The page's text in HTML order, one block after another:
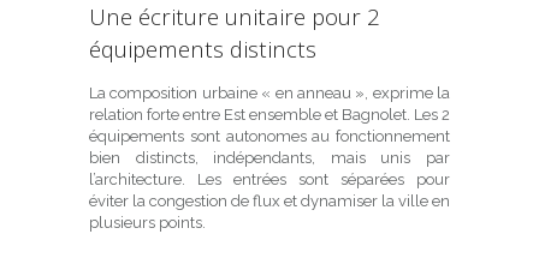
Une écriture unitaire pour 2
équipements distincts
La composition urbaine « en anneau », exprime la
relation forte entre Est ensemble et Bagnolet. Les 2
équipements sont autonomes au fonctionnement
bien distincts, indépendants, mais unis par
l’architecture. Les entrées sont séparées pour
éviter la congestion de flux et dynamiser la ville en
plusieurs points.